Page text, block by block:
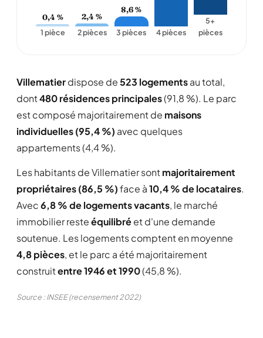
0,4 %
1 pièce
2,4 %
2 pièces
8,6 %
3 pièces 4 pièces
5+
pièces
Villematierdispose de523 logementsau total,
dont480 résidences principales(91,8 %). Le parc
est composé majoritairement de maisons
individuelles (95,4 %) avec quelques
appartements (4,4 %).
Les habitants de Villematier sontmajoritairement
propriétaires (86,5 %)face à10,4 % de locataires.
Avec6,8 % de logements vacants, le marché
immobilier resteéquilibréet d'une demande
soutenue. Les logements comptent en moyenne
4,8 pièces, et le parc a été majoritairement
construitentre 1946 et 1990(45,8 %).
Source : INSEE (recensement 2022)